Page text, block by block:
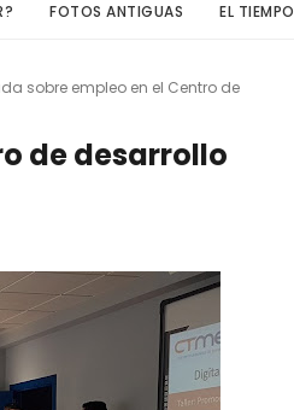
FOTOS ANTIGUAS EL TIEMPO
sobre empleo en el Centro de
de desarrollo